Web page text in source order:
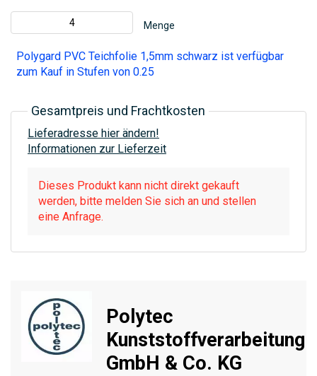
Menge
Polygard PVC Teichfolie 1,5mm schwarz ist verfügbar
zum Kauf in Stufen von 0.25
Gesamtpreis und Frachtkosten
Lieferadresse hier ändern!
Informationen zur Lieferzeit
Dieses Produkt kann nicht direkt gekauft
werden, bitte melden Sie sich an und stellen
eine Anfrage.
Polytec
Kunststoffverarbeitung
GmbH & Co. KG